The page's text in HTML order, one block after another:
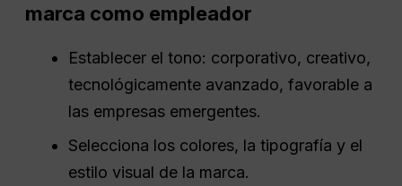
marca como empleador
Establecer el tono: corporativo, creativo,
tecnológicamente avanzado, favorable a
las empresas emergentes.
Selecciona los colores, la tipografía y el
estilo visual de la marca.